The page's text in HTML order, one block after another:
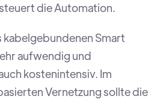
die Automation.
kabelgebundenen Smart
aufwendig und
kostenintensiv. Im
Vernetzung sollte die